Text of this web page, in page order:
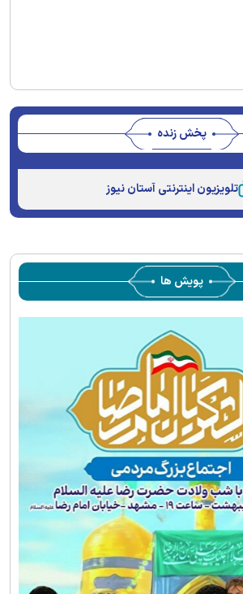
پخش زنده
The media could not be loaded,
server or network failed or because
تلویزیون اینترنتی آستان نیوز
پویش ها